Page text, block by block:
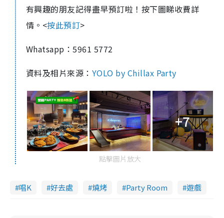
有興趣的朋友記得盡早預訂啦！按下圖睇收費詳
情。 <按此預訂>
Whatsapp：5961 5772
資料及相片來源： YOLO by Chillax Party
+7
點擊圖片放大
唱K 好去處 燒烤 Party Room 遊戲